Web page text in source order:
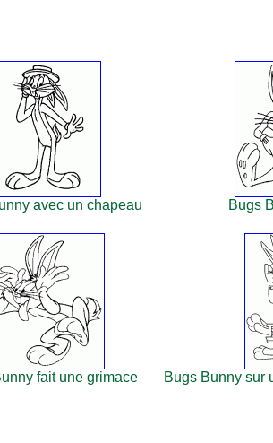
avec un chapeau Bugs
fait une grimace Bugs Bunny sur